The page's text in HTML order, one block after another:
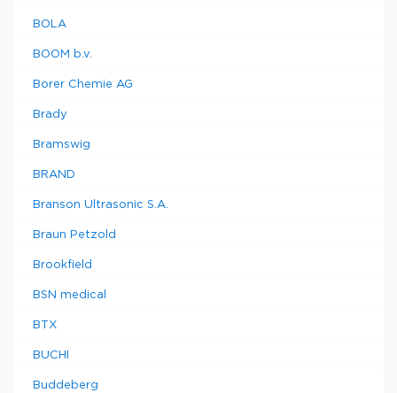
BOLA
BOOM b.v.
Borer Chemie AG
Brady
Bramswig
BRAND
Branson Ultrasonic S.A.
Braun Petzold
Brookfield
BSN medical
BTX
BUCHI
Buddeberg